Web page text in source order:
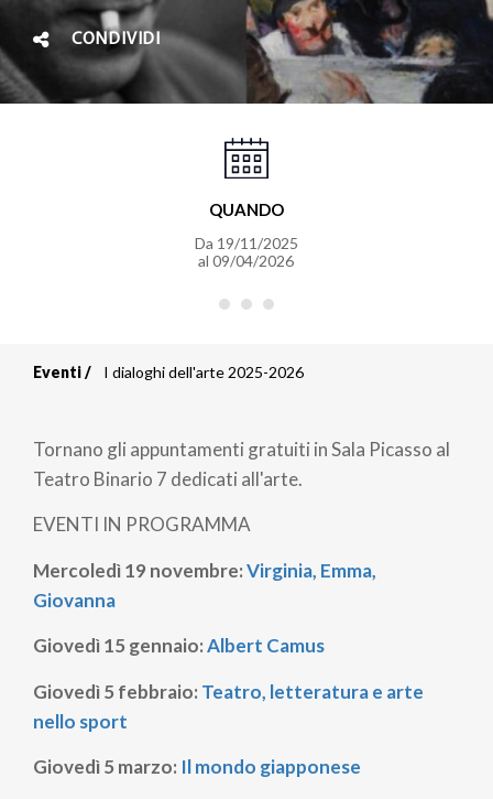
CONDIVIDI
QUANDO
Da 19/11/2025
al 09/04/2026
Briciole
di
pane
Eventi I dialoghi dell'arte 2025-2026
Tornano gli appuntamenti gratuiti in Sala Picasso al
Teatro Binario 7 dedicati all'arte.
EVENTI IN PROGRAMMA
Mercoledì 19 novembre:Virginia, Emma,
Giovanna
Giovedì 15 gennaio:Albert Camus
Giovedì 5 febbraio: Teatro, letteratura e arte
nello sport
Giovedì 5 marzo: Il mondo giapponese